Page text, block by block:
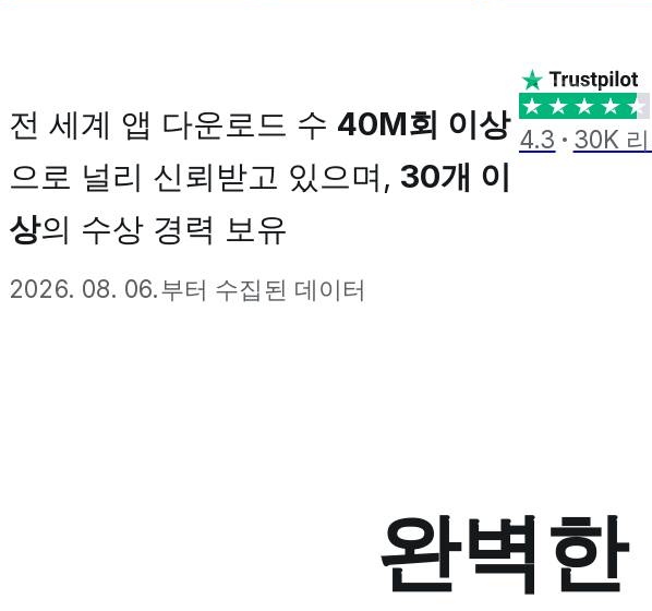
전 세계 앱 다운로드 수 40M회 이상
으로 널리 신뢰받고 있으며, 30개 이
상의 수상 경력 보유
2026. 08. 06.부터 수집된 데이터
4.3 30K
완벽